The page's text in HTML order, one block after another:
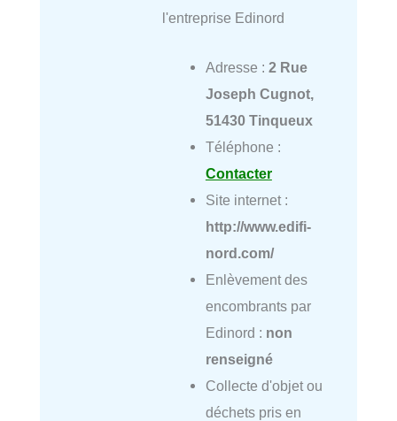
l'entreprise Edinord
Adresse : 2 Rue
Joseph Cugnot,
51430 Tinqueux
Téléphone :
Contacter
Site internet :
http://www.edifi-
nord.com/
Enlèvement des
encombrants par
Edinord : non
renseigné
Collecte d'objet ou
déchets pris en